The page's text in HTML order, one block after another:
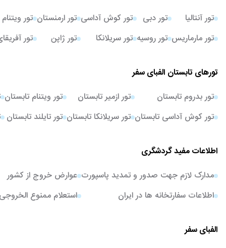
تور آنتالیا
تور مارماریس
تور دبی
تور روسیه
تور کوش آداسی
تور سریلانکا
تور ارمنستان
تور ژاپن
تور ویتنام
تور
تورهای تابستان الفبای سفر
تور بدروم تابستان
تور کوش آداسی تابستان
تور ازمیر تابستان
تور سریلانکا تابستان
تور ویتنام تابستان
تور تایلند تابستان
اطلاعات مفید گردشگری
مدارک لازم جهت صدور و تمدید پاسپورت
اطلاعات سفارتخانه ها در ایران
عوارض خروج از کشور
استعلام ممنوع
الفبای سفر